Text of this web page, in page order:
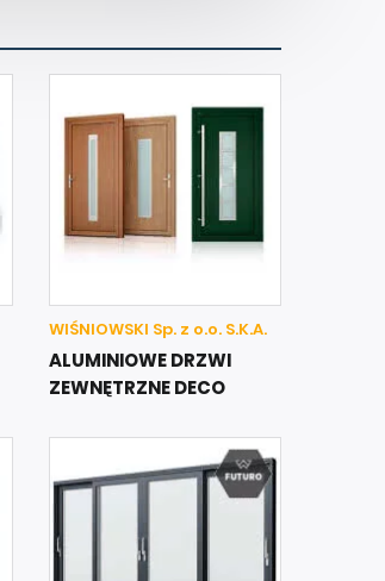
WIŚNIOWSKI Sp. z o.o. S.K.A.
ALUMINIOWE DRZWI
ZEWNĘTRZNE DECO